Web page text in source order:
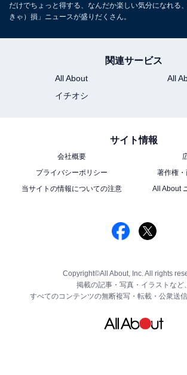
だけでちょっと得する、なんだか楽しい気分になれる
きゃ）損」ニュースが盛りだくさん。
関連サービス
All About
All
イチオシ
サイト情報
会社概要
プライバシーポリシー
著作権
当サイトの情報についての注意
All About
Copyright©All About, Inc. All rights
掲載の記事・写真・イラストなど、
すべてのコンテンツの無断複写・転載・公衆送信